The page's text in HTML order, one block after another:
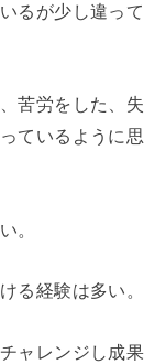
るが少し違って
苦労をした、失
ているように思
。
る経験は多い。
ャレンジし成果